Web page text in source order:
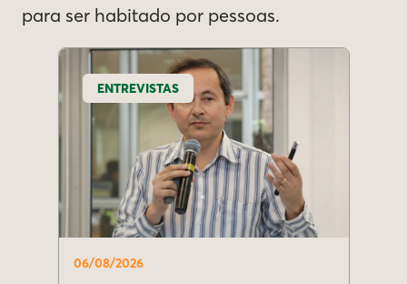
para ser habitado por pessoas.
ENTREVISTAS
06/08/2026